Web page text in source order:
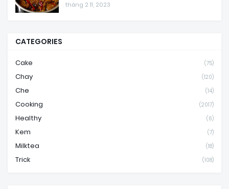
tháng 2 11, 2023
CATEGORIES
Cake (75)
Chay (120)
Che (14)
Cooking (2017)
Healthy (6)
Kem (7)
Milktea (18)
Trick (108)